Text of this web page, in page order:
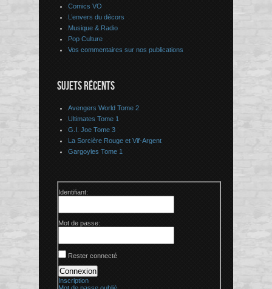
Comics VO
L’envers du décors
Musique & Radio
Pop Culture
Vos commentaires sur nos publications
SUJETS RÉCENTS
Avengers World Tome 2
Ultimates Tome 1
G.I. Joe Tome 3
La Sorcière Rouge et Vif-Argent
Gargoyles Tome 1
Identifiant:
Mot de passe:
Rester connecté
Connexion
Inscription